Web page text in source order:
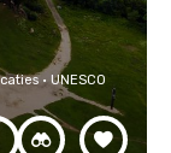
· UNESCO